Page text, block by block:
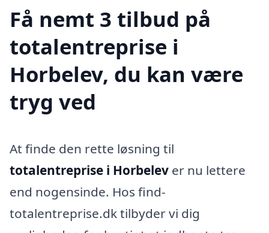
Få nemt 3 tilbud på
totalentreprise i
Horbelev, du kan være
tryg ved
At finde den rette løsning til
totalentreprise i Horbelev er nu lettere
end nogensinde. Hos find-
totalentreprise.dk tilbyder vi dig